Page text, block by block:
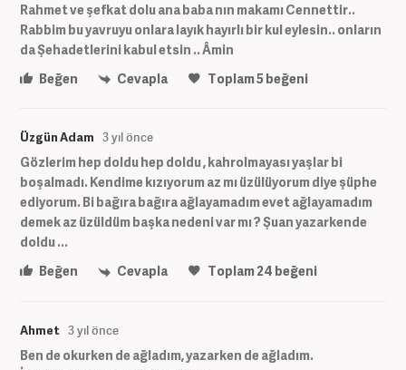
Rahmet ve şefkat dolu ana baba nın makamı Cennettir..
Rabbim bu yavruyu onlara layık hayırlı bir kul eylesin.. onların
da Şehadetlerini kabul etsin .. Âmin
Beğen
Cevapla Toplam5beğeni
Üzgün Adam 3 yıl önce
Gözlerim hep doldu hep doldu , kahrolmayası yaşlar bi
boşalmadı. Kendime kızıyorum az mı üzülüyorum diye şüphe
ediyorum. Bi bağıra bağıra ağlayamadım evet ağlayamadım
demek az üzüldüm başka nedeni var mı ? Şuan yazarkende
doldu ...
Beğen
Cevapla Toplam24 beğeni
Ahmet 3 yıl önce
Ben de okurken de ağladım, yazarken de ağladım.